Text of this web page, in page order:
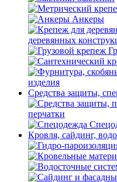
Анкеры
деревянных
изделия
Средства защиты,
перчатки
Кровля, сайдинг,